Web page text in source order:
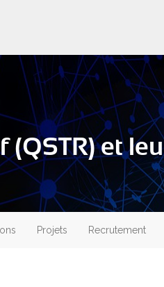
et
Projets Recrutement